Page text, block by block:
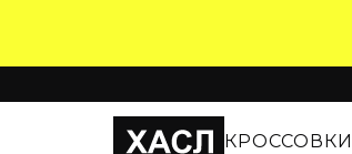
КРОССОВКИ